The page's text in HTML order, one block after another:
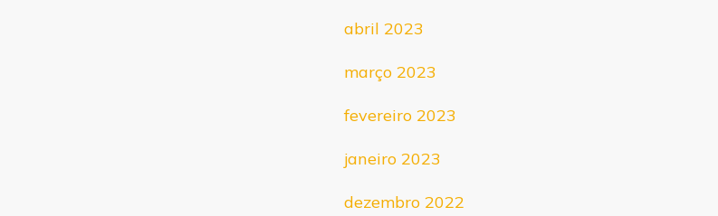
abril 2023
março 2023
fevereiro 2023
janeiro 2023
dezembro 2022